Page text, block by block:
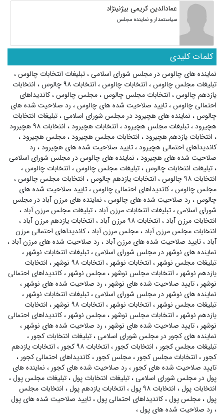
عمادالدین کریمی بیژنینژاد
سیاستمدار و نماینده مجلس
کلمات کلیدی
نماینده های چالوس در مجلس شورای اسلامی،تبلیغات انتخابات چالوس،
تبلیغات مجلس چالوس، انتخابات چالوس، انتخابات ۹۸ چالوس ، انتخابات
یازدهم چالوس، انتخابات مجلس چالوس،مجلس چالوس،کاندیداهای
احتمالی چالوس،تایید صلاحیت شده های چالوس، رد صلاحیت شده های
چالوس، نماینده های هچیرود در مجلس شورای اسلامی،تبلیغات انتخابات
هچیرود،تبلیغات مجلس هچیرود، انتخابات هچیرود، انتخابات ۹۸ هچیرود
، انتخابات یازدهم هچیرود، انتخابات مجلس هچیرود،مجلس هچیرود،
کاندیداهای احتمالی هچیرود،تایید صلاحیت شده های هچیرود، رد
صلاحیت شده های هچیرود، نماینده های چالوس در مجلس شورای اسلامی
،تبلیغات انتخابات چالوس،تبلیغات مجلس چالوس، انتخابات چالوس،
انتخابات ۹۸ چالوس
، انتخابات یازدهم چالوس، انتخابات مجلس چالوس،
مجلس چالوس،کاندیداهای احتمالی چالوس،تایید صلاحیت شده های
چالوس، رد صلاحیت شده های چالوس، نماینده های مرزن آباد در مجلس
شورای اسلامی،تبلیغات انتخابات مرزن آباد،تبلیغات مجلس مرزن آباد،
انتخابات مرزن آباد، انتخابات ۹۸ مرزن آباد ، انتخابات یازدهم مرزن آباد،
انتخابات مجلس مرزن آباد،مجلس مرزن آباد،کاندیداهای احتمالی مرزن
آباد،تایید صلاحیت شده های مرزن آباد، رد صلاحیت شده های مرزن آباد،
نماینده های نوشهر در مجلس شورای اسلامی،تبلیغات انتخابات نوشهر ،
تبلیغات مجلس نوشهر ، انتخابات نوشهر ، انتخابات ۹۸ نوشهر ، انتخابات
یازدهم نوشهر ، انتخابات مجلس نوشهر ،مجلس نوشهر ،کاندیداهای احتمالی
نوشهر ،تایید صلاحیت شده های نوشهر ، رد صلاحیت شده های نوشهر ،
نماینده های نوشهر در مجلس شورای اسلامی،تبلیغات انتخابات نوشهر ،
تبلیغات مجلس نوشهر ، انتخابات نوشهر ، انتخابات ۹۸ نوشهر ، انتخابات
یازدهم نوشهر ، انتخابات مجلس نوشهر ،مجلس نوشهر ،کاندیداهای احتمالی
نوشهر ،تایید صلاحیت شده های نوشهر ، رد صلاحیت شده های نوشهر ،
نماینده های کجور در مجلس شورای اسلامی،تبلیغات انتخابات کجور ،
تبلیغات مجلس کجور ، انتخابات کجور ، انتخابات ۹۸ کجور ، انتخابات یازدهم
کجور ، انتخابات مجلس کجور ،مجلس کجور ،کاندیداهای احتمالی کجور ،
تایید صلاحیت شده های کجور ، رد صلاحیت شده های کجور ، نماینده های
پول در مجلس شورای اسلامی،تبلیغات انتخابات پول،تبلیغات مجلس پول،
انتخابات پول، انتخابات ۹۸ پول ، انتخابات یازدهم پول، انتخابات مجلس
پول،مجلس پول،کاندیداهای احتمالی پول،تایید صلاحیت شده های پول
، رد صلاحیت شده های پول،